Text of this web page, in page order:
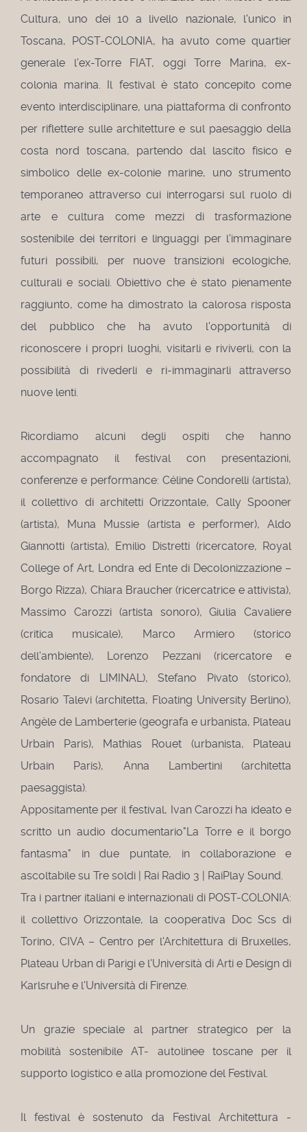
Cultura, uno dei 10 a livello nazionale, l'unico in
Toscana, POST-COLONIA, ha avuto come quartier
generale l'ex-Torre FIAT, oggi Torre Marina, ex-
colonia marina. Il festival è stato concepito come
evento interdisciplinare, una piattaforma di confronto
per riflettere sulle architetture e sul paesaggio della
costa nord toscana, partendo dal lascito fisico e
simbolico delle ex-colonie marine, uno strumento
temporaneo attraverso cui interrogarsi sul ruolo di
arte e cultura come mezzi di trasformazione
sostenibile dei territori e linguaggi per l'immaginare
futuri possibili, per nuove transizioni ecologiche,
culturali e sociali. Obiettivo che è stato pienamente
raggiunto, come ha dimostrato la calorosa risposta
del pubblico che ha avuto l'opportunità di
riconoscere i propri luoghi, visitarli e riviverli, con la
possibilità di rivederli e ri-immaginarli attraverso
nuove lenti.
Ricordiamo alcuni degli ospiti che hanno
accompagnato il festival con presentazioni,
conferenze e performance: Céline Condorelli (artista),
il collettivo di architetti Orizzontale, Cally Spooner
(artista), Muna Mussie (artista e performer), Aldo
Giannotti (artista), Emilio Distretti (ricercatore, Royal
College of Art, Londra ed Ente di Decolonizzazione –
Borgo Rizza), Chiara Braucher (ricercatrice e attivista),
Massimo Carozzi (artista sonoro), Giulia Cavaliere
(critica musicale), Marco Armiero (storico
dell'ambiente), Lorenzo Pezzani (ricercatore e
fondatore di LIMINAL), Stefano Pivato (storico),
Rosario Talevi (architetta, Floating University Berlino),
Angèle de Lamberterie (geografa e urbanista, Plateau
Urbain Paris), Mathias Rouet (urbanista, Plateau
Urbain Paris), Anna Lambertini (architetta
paesaggista).
Appositamente per il festival, Ivan Carozzi ha ideato e
scritto un audio documentario"La Torre e il borgo
fantasma" in due puntate, in collaborazione e
ascoltabile su Tre soldi | Rai Radio 3 | RaiPlay Sound.
Tra i partner italiani e internazionali di POST-COLONIA:
il collettivo Orizzontale, la cooperativa Doc Scs di
Torino, CIVA – Centro per l'Architettura di Bruxelles,
Plateau Urban di Parigi e l'Università di Arti e Design di
Karlsruhe e l'Università di Firenze.
Un grazie speciale al partner strategico per la
mobilità sostenibile AT- autolinee toscane per il
supporto logistico e alla promozione del Festival.
Il festival è sostenuto da Festival Architettura -